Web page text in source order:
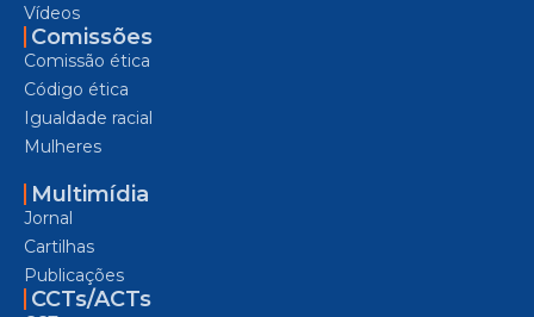
Vídeos
Comissões
Comissão ética
Código ética
Igualdade racial
Mulheres
Multimídia
Jornal
Cartilhas
Publicações
CCTs/ACTs